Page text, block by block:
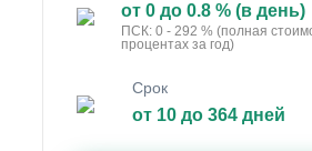
от 0 до 0.8 % (в день)
ПСК: 0 - 292 % (полная
процентах за год)
Срок
от 10 до 364 дней